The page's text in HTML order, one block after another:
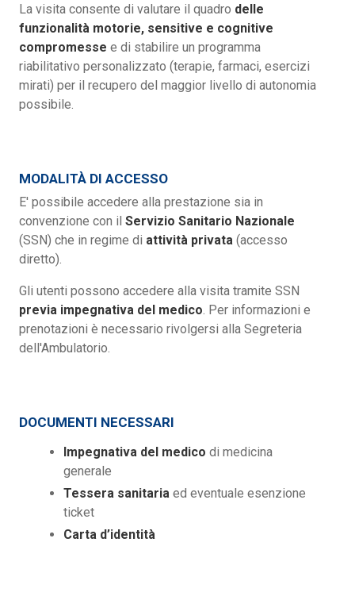
La visita consente di valutare il quadro delle
funzionalità motorie, sensitive e cognitive
compromesse e di stabilire un programma
riabilitativo personalizzato (terapie, farmaci, esercizi
mirati) per il recupero del maggior livello di autonomia
possibile.
MODALITÀ DI ACCESSO
E' possibile accedere alla prestazione sia in
convenzione con il Servizio Sanitario Nazionale
(SSN) che in regime di attività privata (accesso
diretto).
Gli utenti possono accedere alla visita tramite SSN
previa impegnativa del medico . Per informazioni e
prenotazioni è necessario rivolgersi alla Segreteria
dell'Ambulatorio.
DOCUMENTI NECESSARI
Impegnativa del medico di medicina
generale
Tessera sanitaria ed eventuale esenzione
ticket
Carta d’identità